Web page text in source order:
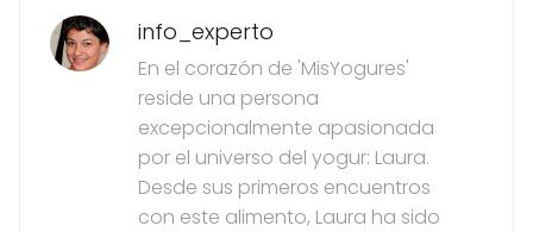
info_experto
En el corazón de 'MisYogures'
reside una persona
excepcionalmente apasionada
por el universo del yogur: Laura.
Desde sus primeros encuentros
con este alimento, Laura ha sido